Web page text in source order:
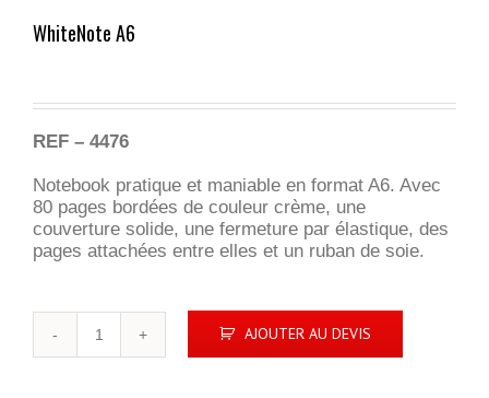
WhiteNote A6
REF – 4476
Notebook pratique et maniable en format A6. Avec
80 pages bordées de couleur crème, une
couverture solide, une fermeture par élastique, des
pages attachées entre elles et un ruban de soie.
AJOUTER AU DEVIS